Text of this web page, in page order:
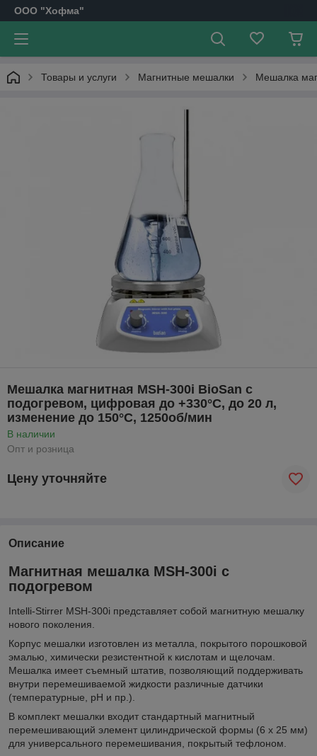
OOO "Хофма"
Товары и услуги Магнитные мешалки Мешалка
Мешалка магнитная MSH-300i BioSan с
подогревом, цифровая до +330°C, до 20 л,
изменение до 150°C, 1250об/мин
В наличии
Опт и розница
Цену уточняйте
Описание
Магнитная мешалка MSH-300i с
подогревом
Intelli-Stirrer MSH-300i представляет собой магнитную мешалку
нового поколения.
Корпус мешалки изготовлен из металла, покрытого порошковой
эмалью, химически резистентной к кислотам и щелочам.
Мешалка имеет съемный штатив, позволяющий поддерживать
внутри перемешиваемой жидкости различные датчики
(температурные, рH и пр.).
В комплект мешалки входит стандартный магнитный
перемешивающий элемент цилиндрической формы (6 х 25 мм)
для универсального перемешивания, покрытый тефлоном.